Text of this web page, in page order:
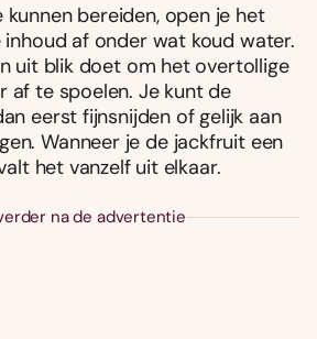
bereiden, open je het
inhoud af onder wat koud water.
uit blik doet om het overtollige
af te spoelen. Je kunt de
eerst fijnsnijden of gelijk aan
Wanneer je de jackfruit een
het vanzelf uit elkaar.
na de advertentie